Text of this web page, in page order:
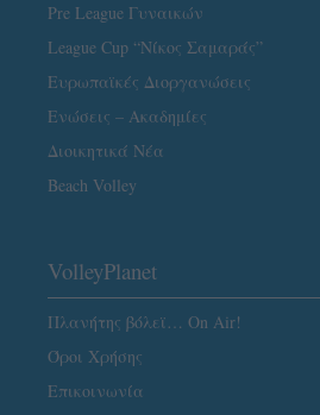
Pre League Γυναικών
League Cup “Νίκος Σαμαράς”
Ευρωπαϊκές Διοργανώσεις
Ενώσεις – Ακαδημίες
Διοικητικά Νέα
Beach Volley
VolleyPlanet
Πλανήτης βόλεϊ… On Air!
Όροι Χρήσης
Επικοινωνία